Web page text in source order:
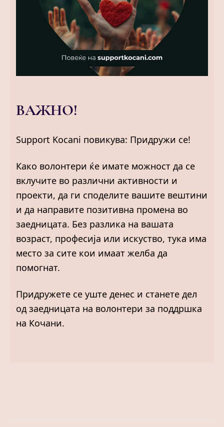
ВАЖНО!
Support Kocani повикува: Придружи се!
Како волонтери ќе имате можност да се
вклучите во различни активности и
проекти, да ги споделите вашите вештини
и да направите позитивна промена во
заедницата. Без разлика на вашата
возраст, професија или искуство, тука има
место за сите кои имаат желба да
помогнат.
Придружете се уште денес и станете дел
од заедницата на волонтери за поддршка
на Кочани.